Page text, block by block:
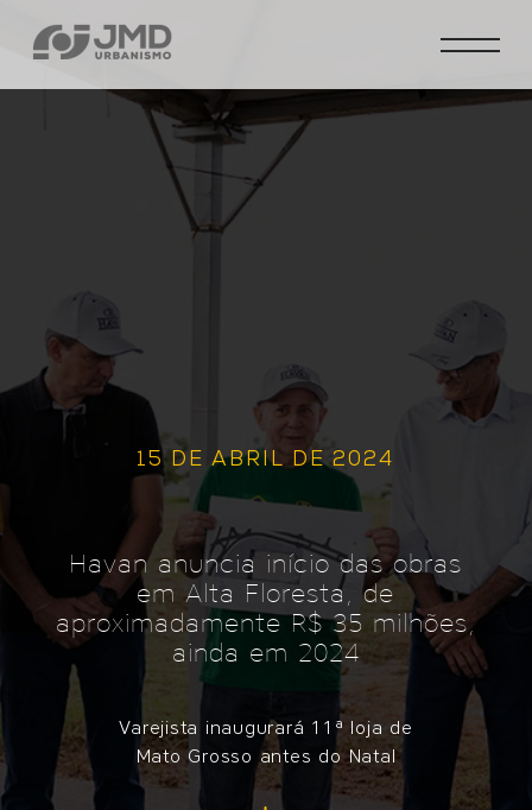
15 DE ABRIL DE 2024
Havan anuncia início das obras
em Alta Floresta, de
aproximadamente R$ 35 milhões,
ainda em 2024
Varejista inaugurará 11ª loja de
Mato Grosso antes do Natal